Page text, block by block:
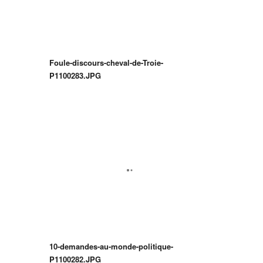
Foule-discours-cheval-de-Troie-
P1100283.JPG
10-demandes-au-monde-politique-
P1100282.JPG